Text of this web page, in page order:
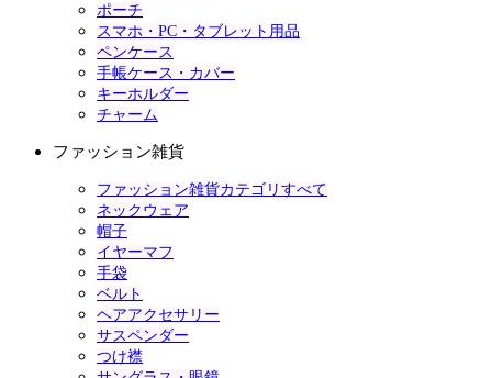
ポーチ
スマホ・PC・タブレット用品
ペンケース
手帳ケース・カバー
キーホルダー
チャーム
ファッション雑貨
ファッション雑貨カテゴリすべて
ネックウェア
帽子
イヤーマフ
手袋
ベルト
ヘアアクセサリー
サスペンダー
つけ襟